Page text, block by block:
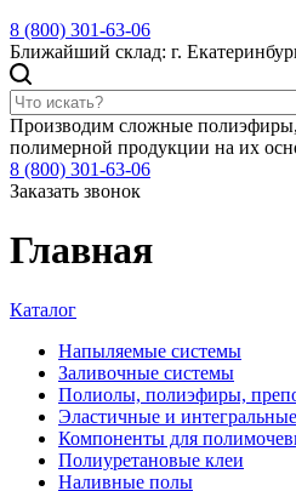
8 (800) 301-63-06
Ближайший склад: г.
Производим сложные
полимерной продукции на их
8 (800) 301-63-06
Заказать звонок
Главная
Каталог
Напыляемые системы
Заливочные системы
Полиолы, полиэфиры,
Эластичные и
Компоненты для
Полиуретановые клеи
Наливные полы